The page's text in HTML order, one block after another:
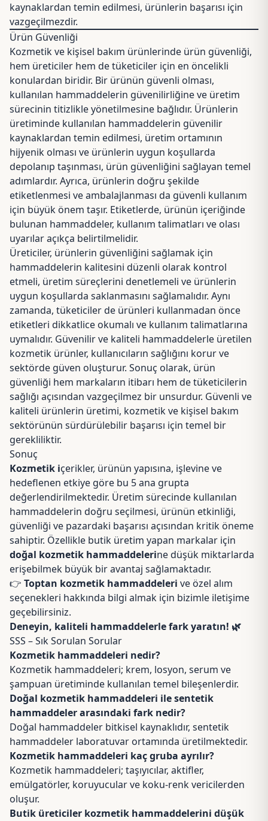
kaynaklardan temin edilmesi, ürünlerin başarısı için
vazgeçilmezdir.
Ürün Güvenliği
Kozmetik ve kişisel bakım ürünlerinde ürün güvenliği,
hem üreticiler hem de tüketiciler için en öncelikli
konulardan biridir. Bir ürünün güvenli olması,
kullanılan hammaddelerin güvenilirliğine ve üretim
sürecinin titizlikle yönetilmesine bağlıdır. Ürünlerin
üretiminde kullanılan hammaddelerin güvenilir
kaynaklardan temin edilmesi, üretim ortamının
hijyenik olması ve ürünlerin uygun koşullarda
depolanıp taşınması, ürün güvenliğini sağlayan temel
adımlardır. Ayrıca, ürünlerin doğru şekilde
etiketlenmesi ve ambalajlanması da güvenli kullanım
için büyük önem taşır. Etiketlerde, ürünün içeriğinde
bulunan hammaddeler, kullanım talimatları ve olası
uyarılar açıkça belirtilmelidir.
Üreticiler, ürünlerin güvenliğini sağlamak için
hammaddelerin kalitesini düzenli olarak kontrol
etmeli, üretim süreçlerini denetlemeli ve ürünlerin
uygun koşullarda saklanmasını sağlamalıdır. Aynı
zamanda, tüketiciler de ürünleri kullanmadan önce
etiketleri dikkatlice okumalı ve kullanım talimatlarına
uymalıdır. Güvenilir ve kaliteli hammaddelerle üretilen
kozmetik ürünler, kullanıcıların sağlığını korur ve
sektörde güven oluşturur. Sonuç olarak, ürün
güvenliği hem markaların itibarı hem de tüketicilerin
sağlığı açısından vazgeçilmez bir unsurdur. Güvenli ve
kaliteli ürünlerin üretimi, kozmetik ve kişisel bakım
sektörünün sürdürülebilir başarısı için temel bir
gerekliliktir.
Sonuç
Kozmetik içerikler, ürünün yapısına, işlevine ve
hedeflenen etkiye göre bu 5 ana grupta
değerlendirilmektedir. Üretim sürecinde kullanılan
hammaddelerin doğru seçilmesi, ürünün etkinliği,
güvenliği ve pazardaki başarısı açısından kritik öneme
sahiptir. Özellikle butik üretim yapan markalar için
doğal kozmetik hammaddelerine düşük miktarlarda
erişebilmek büyük bir avantaj sağlamaktadır.
👉 Toptan kozmetik hammaddeleri ve özel alım
seçenekleri hakkında bilgi almak için bizimle iletişime
geçebilirsiniz.
Deneyin, kaliteli hammaddelerle fark yaratın! 🌿
SSS – Sık Sorulan Sorular
Kozmetik hammaddeleri nedir?
Kozmetik hammaddeleri; krem, losyon, serum ve
şampuan üretiminde kullanılan temel bileşenlerdir.
Doğal kozmetik hammaddeleri ile sentetik
hammaddeler arasındaki fark nedir?
Doğal hammaddeler bitkisel kaynaklıdır, sentetik
hammaddeler laboratuvar ortamında üretilmektedir.
Kozmetik hammaddeleri kaç gruba ayrılır?
Kozmetik hammaddeleri; taşıyıcılar, aktifler,
emülgatörler, koruyucular ve koku-renk vericilerden
oluşur.
Butik üreticiler kozmetik hammaddelerini düşük